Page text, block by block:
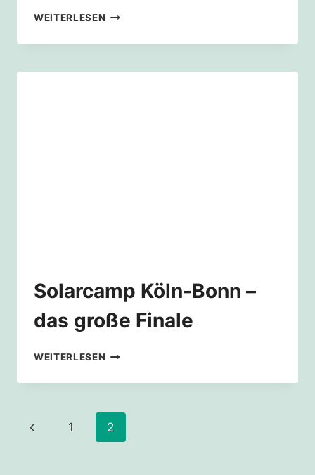
WEITERLESEN ABSCHLUSSFEIER
2024
Solarcamp Köln-Bonn –
das große Finale
WEITERLESEN SOLARCAMP
BONN
DAS
GROSSE F
INALE
Seitennavigation
Vorherige
1 2